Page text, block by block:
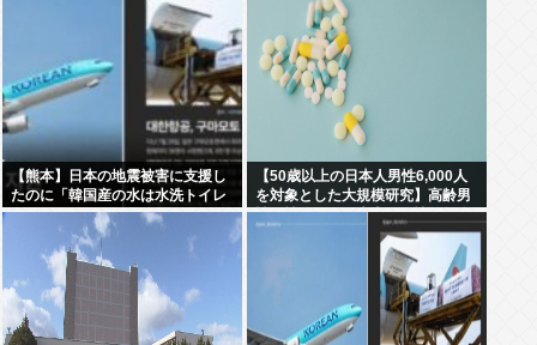
【熊本】日本の地震被害に支援し
たのに「韓国産の水は水洗トイレ
に」
【50歳以上の日本人男性6,000人
を対象とした大規模研究】高齢男
性の性的な最優先事項は性的興奮